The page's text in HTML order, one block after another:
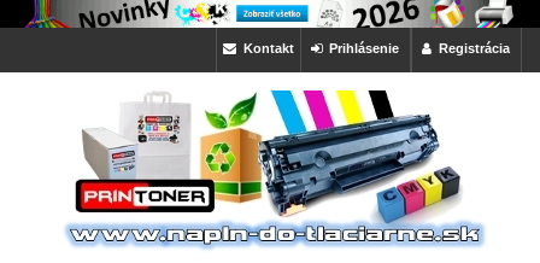
Registrácia
Prihlásenie
Kontakt